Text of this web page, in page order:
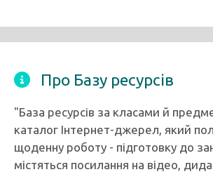
Про Базу ресурсів
"База ресурсів за класами й
каталог Інтернет-джерел, який
щоденну роботу - підготовку до
містяться посилання на відео,